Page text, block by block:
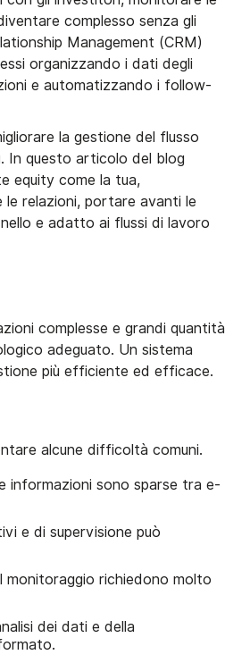
complesso senza gli
Management (CRM)
organizzando i dati degli
e automatizzando i follow-
la gestione del flusso
In questo articolo del blog
equity come la tua,
relazioni, portare avanti le
e adatto ai flussi di lavoro
complesse e grandi quantità
adeguato. Un sistema
più efficiente ed efficace.
alcune difficoltà comuni.
informazioni sono sparse tra e-
e di supervisione può
monitoraggio richiedono molto
dei dati e della